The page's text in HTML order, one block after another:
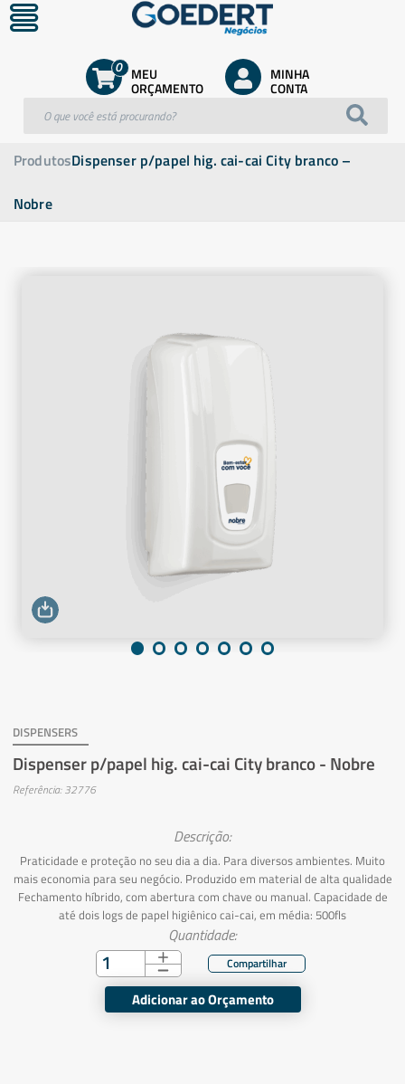
MEU
ORÇAMENTO
0 MINHA
CONTA
ProdutosDispenser p/papel hig. cai-cai City branco –
Nobre
DISPENSERS
Dispenser p/papel hig. cai-cai City branco - Nobre
Referência: 32776
Descrição:
Praticidade e proteção no seu dia a dia. Para diversos ambientes. Muito
mais economia para seu negócio. Produzido em material de alta qualidade
Fechamento híbrido, com abertura com chave ou manual. Capacidade de
até dois logs de papel higiênico cai-cai, em média: 500fls
Quantidade:
Adicionar ao Orçamento